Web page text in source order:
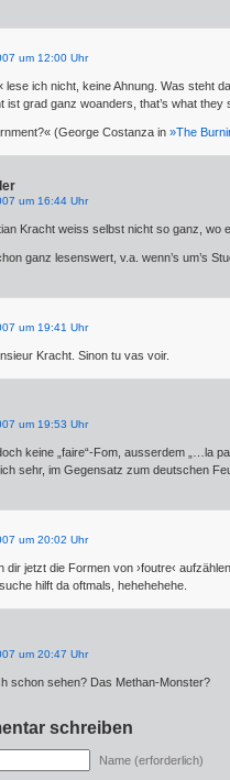
um 12:00 Uhr
lese ich nicht, keine Ahnung. Was steht
ist grad ganz woanders, that’s what they
(George Costanza in »The
um 16:44 Uhr
Kracht weiss selbst nicht so ganz, wo
ganz lesenswert, v.a. wenn’s um’s
um 19:41 Uhr
Kracht. Sinon tu vas voir.
um 19:53 Uhr
keine „faire“-Fom, ausserdem „…la
sehr, im Gegensatz zum deutschen
um 20:02 Uhr
dir jetzt die Formen von ›foutre‹
hilft da oftmals, hehehehehe.
um 20:47 Uhr
schon sehen? Das Methan-Monster?
schreiben
Name (erforderlich)